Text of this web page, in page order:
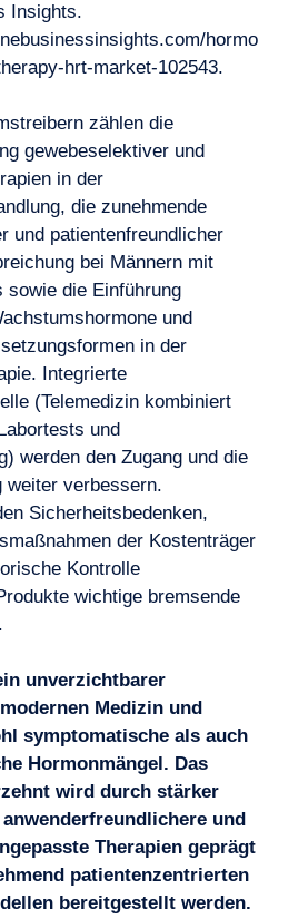
Insights.
hormo
hrt-market-102543.
zählen die
gewebeselektiver und
in der
die zunehmende
und patientenfreundlicher
bei Männern mit
sowie die Einführung
und
in der
Integrierte
(Telemedizin kombiniert
und
werden den Zugang und die
weiter verbessern.
Sicherheitsbedenken,
der Kostenträger
Kontrolle
wichtige bremsende
unverzichtbarer
Medizin und
symptomatische als auch
Hormonmängel. Das
wird durch stärker
und
Therapien geprägt
patientenzentrierten
bereitgestellt werden.